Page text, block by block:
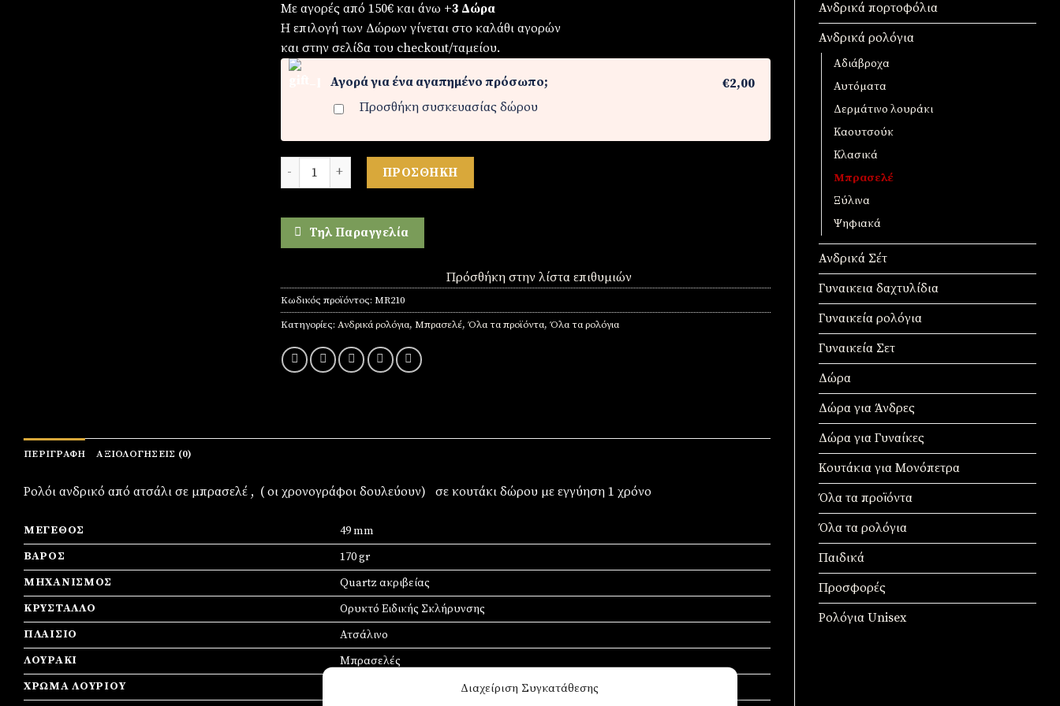
Διαχείριση Συγκατάθεσης
Ανδρικά πορτοφόλια
Ανδρικά ρολόγια
Αδιάβροχα
Αυτόματα
Δερμάτινο λουράκι
Καουτσούκ
Κλασικά
Μπρασελέ
Ξύλινα
Ψηφιακά
Ανδρικά Σέτ
Γυναικεια δαχτυλίδια
Γυναικεία ρολόγια
Γυναικεία Σετ
Δώρα
Δώρα για Άνδρες
Δώρα για Γυναίκες
Κουτάκια για Μονόπετρα
Όλα τα προϊόντα
Όλα τα ρολόγια
Παιδικά
Προσφορές
Ρολόγια Unisex
Με αγορές από 150€ και άνω +3 Δώρα
Η επιλογή των Δώρων γίνεται στο καλάθι αγορών
και στην σελίδα του checkout/ταμείου.
Αγορά για ένα αγαπημένο πρόσωπο;
Προσθήκη συσκευασίας δώρου
€2,00
ΠΡΟΣΘΉΚΗ
Τηλ Παραγγελία
Πρόσθήκη στην λίστα επιθυμιών
Κωδικός προϊόντος: MR210
Κατηγορίες: Ανδρικά ρολόγια, Μπρασελέ, Όλα τα προϊόντα, Όλα τα ρολόγια
ΠΕΡΙΓΡΑΦΉ ΑΞΙΟΛΟΓΉΣΕΙΣ (0)
Ρολόι ανδρικό από ατσάλι σε μπρασελέ , ( οι χρονογράφοι δουλεύουν) σε κουτάκι δώρου με εγγύηση 1 χρόνο
ΜΈΓΕΘΟΣ
49 mm
ΒΆΡΟΣ
170 gr
ΜΗΧΑΝΙΣΜΌΣ
Quartz ακριβείας
ΚΡΎΣΤΑΛΛΟ
Ορυκτό Ειδικής Σκλήρυνσης
ΠΛΑΊΣΙΟ
Ατσάλινο
ΛΟΥΡΆΚΙ
Μπρασελές
ΧΡΏΜΑ ΛΟΥΡΙΟΎ